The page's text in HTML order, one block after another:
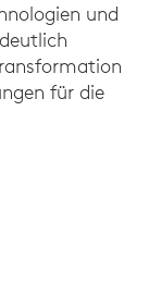
und
für die